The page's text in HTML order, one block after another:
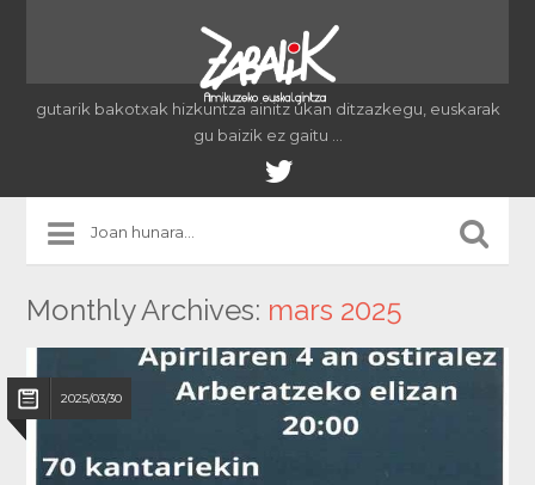
gutarik bakotxak hizkuntza ainitz ukan ditzazkegu, euskarak
gu baizik ez gaitu …
Monthly Archives: mars 2025
2025/03/30